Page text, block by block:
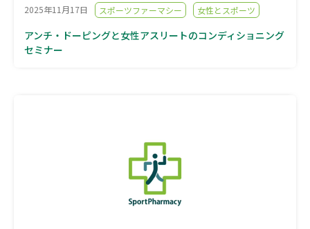
2025年11月17日 スポーツファーマシー 女性とスポーツ
アンチ・ドーピングと女性アスリートのコンディショニング
セミナー